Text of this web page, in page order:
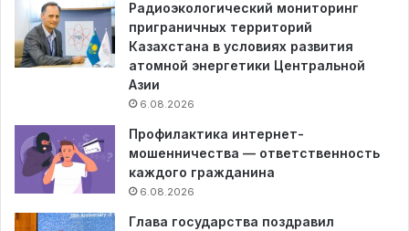
Радиоэкологический мониторинг
приграничных территорий
Казахстана в условиях развития
атомной энергетики Центральной
Азии
6.08.2026
Профилактика интернет-
мошенничества — ответственность
каждого гражданина
6.08.2026
Глава государства поздравил